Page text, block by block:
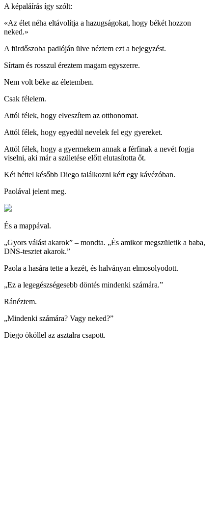
A képaláírás így szólt:
«Az élet néha eltávolítja a hazugságokat, hogy békét hozzon
neked.»
A fürdőszoba padlóján ülve néztem ezt a bejegyzést.
Sírtam és rosszul éreztem magam egyszerre.
Nem volt béke az életemben.
Csak félelem.
Attól félek, hogy elveszítem az otthonomat.
Attól félek, hogy egyedül nevelek fel egy gyereket.
Attól félek, hogy a gyermekem annak a férfinak a nevét fogja
viselni, aki már a születése előtt elutasította őt.
Két héttel később Diego találkozni kért egy kávézóban.
Paolával jelent meg.
És a mappával.
„Gyors válást akarok” – mondta. „És amikor megszületik a baba,
DNS-tesztet akarok.”
Paola a hasára tette a kezét, és halványan elmosolyodott.
„Ez a legegészségesebb döntés mindenki számára.”
Ránéztem.
„Mindenki számára? Vagy neked?”
Diego ököllel az asztalra csapott.